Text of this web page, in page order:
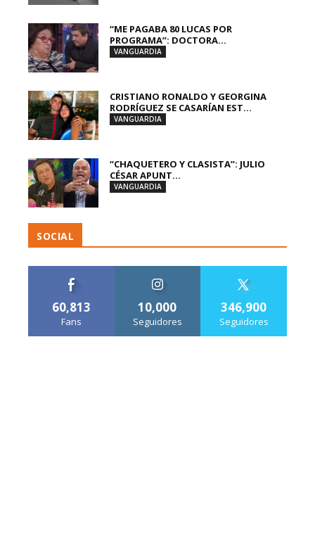
“ME PAGABA 80 LUCAS POR
PROGRAMA”: DOCTORA...
VANGUARDIA
CRISTIANO RONALDO Y GEORGINA
RODRÍGUEZ SE CASARÍAN EST...
VANGUARDIA
“CHAQUETERO Y CLASISTA”: JULIO
CÉSAR APUNT...
VANGUARDIA
SOCIAL
60,813
Fans
10,000
Seguidores
346,900
Seguidores